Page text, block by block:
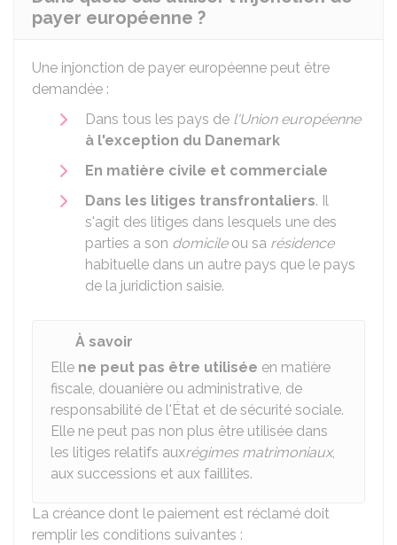
payer européenne ?
Une injonction de payer européenne peut être
demandée :
Dans tous les pays de l'Union européenne
à l'exception du Danemark
En matière civile et commerciale
Dans les litiges transfrontaliers. Il
s'agit des litiges dans lesquels une des
parties a son domicileou sa résidence
habituelle dans un autre pays que le pays
de la juridiction saisie.
À savoir
Elle ne peut pas être utilisée en matière
fiscale, douanière ou administrative, de
responsabilité de l'État et de sécurité sociale.
Elle ne peut pas non plus être utilisée dans
les litiges relatifs auxrégimes matrimoniaux,
aux successions et aux faillites.
La créance dont le paiement est réclamé doit
remplir les conditions suivantes :